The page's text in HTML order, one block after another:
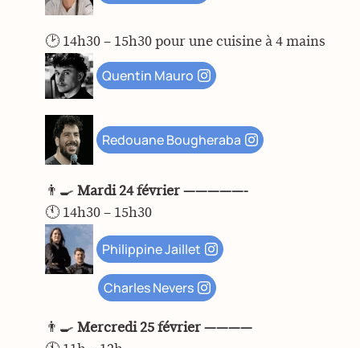
🕑 14h30 – 15h30 pour une cuisine à 4 mains
Quentin Mauro
Redouane Bougheraba
👨‍🍳 Mardi 24 février —————-
🕚 14h30 – 15h30
Philippine Jaillet
Charles Nevers
👨‍🍳 Mercredi 25 février ————